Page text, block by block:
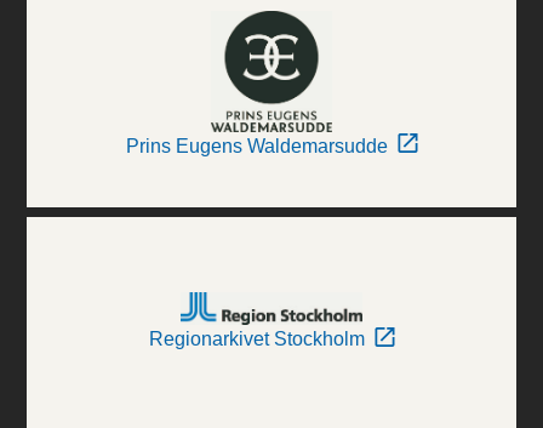
Prins Eugens Waldemarsudde
Regionarkivet Stockholm